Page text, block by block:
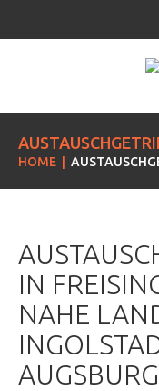
HOME
IN
NAHE
AUGSBURG